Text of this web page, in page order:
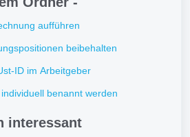
aufführen
beibehalten
ID im Arbeitgeber
benannt werden
interessant